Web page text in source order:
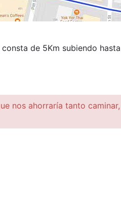
de 5Km subiendo
nos ahorraría tanto